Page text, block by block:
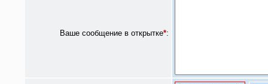
Ваше сообщение в открытке*: